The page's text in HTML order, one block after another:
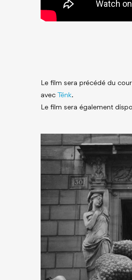
Le film sera précédé du
avec Tënk.
Le film sera également